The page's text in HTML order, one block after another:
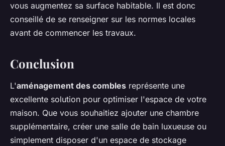
vous augmentez sa surface habitable. Il est donc
conseillé de se renseigner sur les normes locales
avant de commencer les travaux.
Conclusion
L'aménagement des combles représente une
excellente solution pour optimiser l'espace de votre
maison. Que vous souhaitiez ajouter une chambre
supplémentaire, créer une salle de bain luxueuse ou
simplement disposer d'un espace de stockage